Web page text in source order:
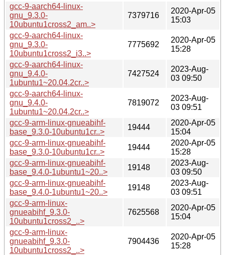
gcc-9-aarch64-linux-
gnu_9.3.0-
10ubuntu1cross2_am..>
7379716
2020-Apr-05
15:03
gcc-9-aarch64-linux-
gnu_9.3.0-
10ubuntu1cross2_i3..>
7775692
2020-Apr-05
15:28
gcc-9-aarch64-linux-
gnu_9.4.0-
1ubuntu1~20.04.2cr..>
7427524
2023-Aug-
03 09:50
gcc-9-aarch64-linux-
gnu_9.4.0-
1ubuntu1~20.04.2cr..>
7819072
2023-Aug-
03 09:51
gcc-9-arm-linux-gnueabihf-
base_9.3.0-10ubuntu1cr..>
19444
2020-Apr-05
15:04
gcc-9-arm-linux-gnueabihf-
base_9.3.0-10ubuntu1cr..>
19444
2020-Apr-05
15:28
gcc-9-arm-linux-gnueabihf-
base_9.4.0-1ubuntu1~20..>
19148
2023-Aug-
03 09:50
gcc-9-arm-linux-gnueabihf-
base_9.4.0-1ubuntu1~20..>
19148
2023-Aug-
03 09:51
gcc-9-arm-linux-
gnueabihf_9.3.0-
10ubuntu1cross2_..>
7625568
2020-Apr-05
15:04
gcc-9-arm-linux-
gnueabihf_9.3.0-
10ubuntu1cross2_..>
7904436
2020-Apr-05
15:28